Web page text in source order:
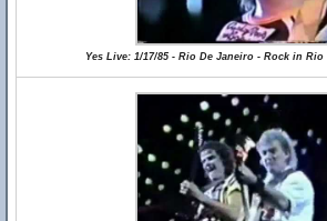
Yes Live: 1/17/85 - Rio De Janeiro - Rock in